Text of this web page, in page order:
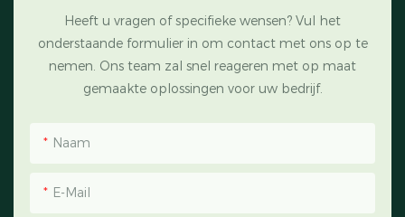
Heeft u vragen of specifieke wensen? Vul het
onderstaande formulier in om contact met ons op te
nemen. Ons team zal snel reageren met op maat
gemaakte oplossingen voor uw bedrijf.
Naam
E-Mail